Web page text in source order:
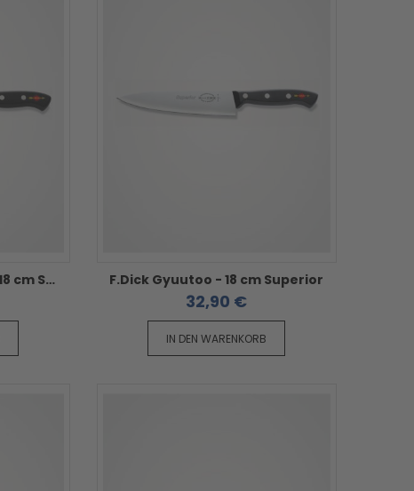
F.Dick Küchenmesser - 18 cm Superior F.Dick Gyuutoo - 18 cm Superior
32,90 €
IN DEN WARENKORB